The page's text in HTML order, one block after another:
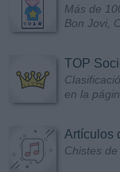
Más de
Bon Jovi,
TOP
en la
Artículos
Chistes